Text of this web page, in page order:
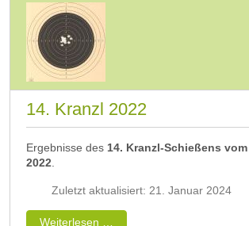
14. Kranzl 2022
Ergebnisse des 14. Kranzl-Schießens vom
2022
Zuletzt aktualisiert: 21. Januar 2024
Weiterlesen …